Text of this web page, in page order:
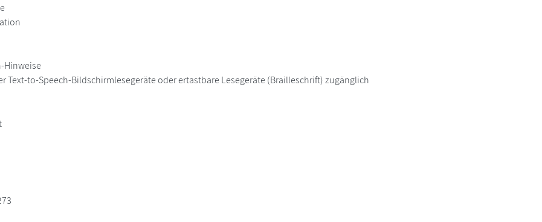
Hinweise
Text-to-Speech-Bildschirmlesegeräte oder ertastbare Lesegeräte (Brailleschrift) zugänglich